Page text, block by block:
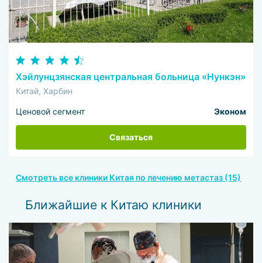
Хэйлунцзянская центральная больница «Нункэн»
Китай, Харбин
Ценовой сегмент Эконом
Связаться
Смотреть все клиники Китая по лечению метастаз (15)
Ближайшие к Китаю клиники